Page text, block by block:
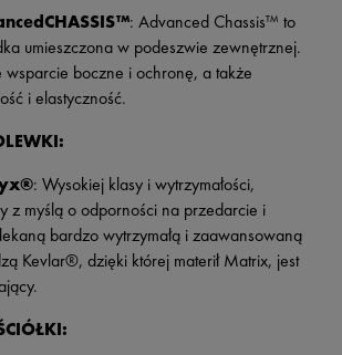
: Advanced Chassis™ to
umieszczona w podeszwie zewnętrznej.
boczne i ochronę, a także
i elastyczność.
: Wysokiej klasy i wytrzymałości,
z myślą o odporności na przedarcie i
bardzo wytrzymałą i zaawansowaną
Kevlar®, dzięki której materił Matrix, jest